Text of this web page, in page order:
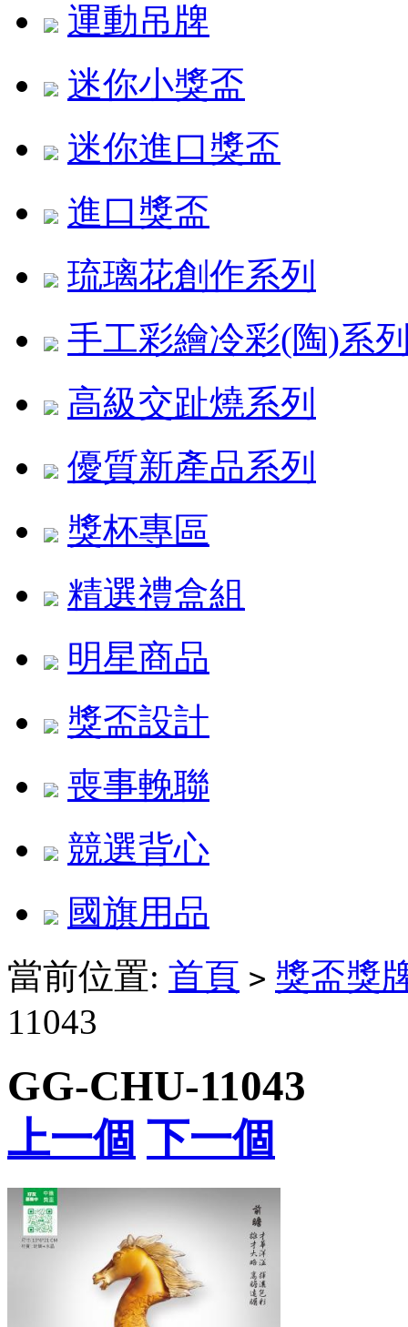
運動吊牌
迷你小獎盃
迷你進口獎盃
進口獎盃
琉璃花創作系列
手工彩繪冷彩(陶)系
高級交趾燒系列
優質新產品系列
獎杯專區
精選禮盒組
明星商品
獎盃設計
喪事輓聯
競選背心
國旗用品
當前位置: 首頁 > 獎盃獎
11043
GG-CHU-11043
上一個 下一個